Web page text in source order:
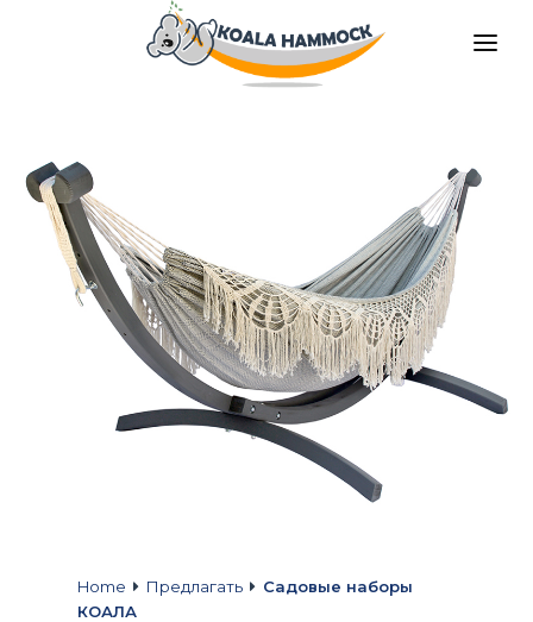
MАГАЗИНЫ
БУДЬ НАШИМ ДИТРИБЬЮТОРОМ
МЕДИА
КОНТАКТЫ
Home Предлагать
Садовые наборы
КОАЛА